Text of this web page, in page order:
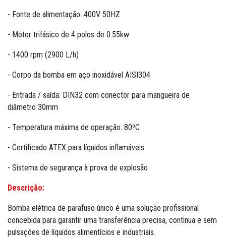
- Fonte de alimentação: 400V 50HZ
- Motor trifásico de 4 polos de 0.55kw
- 1400 rpm (2900 L/h)
- Corpo da bomba em aço inoxidável AISI304
- Entrada / saída: DIN32 com conector para mangueira de
diâmetro 30mm
- Temperatura máxima de operação: 80ºC
- Certificado ATEX para líquidos inflamáveis
- Sistema de segurança à prova de explosão
Descrição:
Bomba elétrica de parafuso único é uma solução profissional
concebida para garantir uma transferência precisa, continua e sem
pulsações de líquidos alimentícios e industriais.